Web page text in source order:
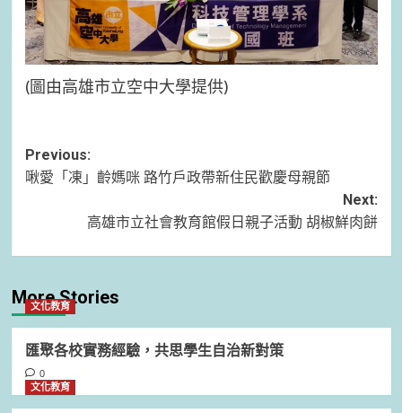
(圖由高雄市立空中大學提供)
Post
navigation
Previous:
啾愛「凍」齡媽咪 路竹戶政帶新住民歡慶母親節
Next:
高雄市立社會教育館假日親子活動 胡椒鮮肉餅
More Stories
文化教育
匯聚各校實務經驗，共思學生自治新對策
0
文化教育